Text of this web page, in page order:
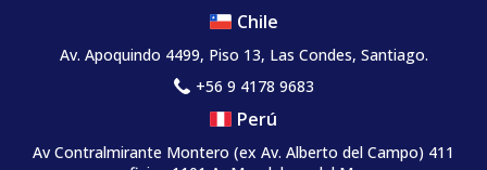
Chile
Av. Apoquindo 4499, Piso 13, Las Condes, Santiago.
+56 9 4178 9683
Perú
Av Contralmirante Montero (ex Av. Alberto del Campo) 411